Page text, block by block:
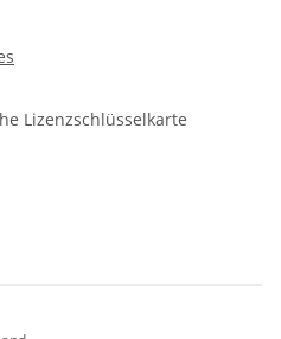
Lizenzschlüsselkarte